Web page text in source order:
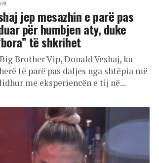
jep mesazhin e parë pas
për humbjen aty, duke
të shkrihet
Brother Vip, Donald Veshaj, ka
të parë pas daljes nga shtëpia më
me eksperiencën e tij në...